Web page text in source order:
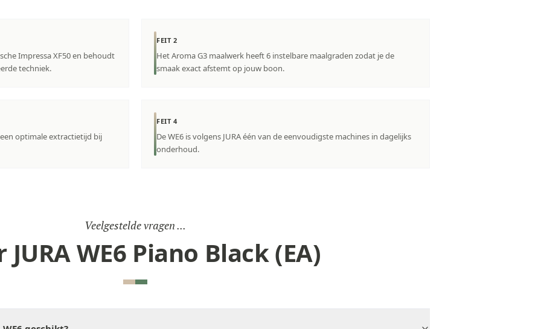
Impressa XF50 en behoudt
techniek.
FEIT 2
Het Aroma G3 maalwerk heeft 6 instelbare maalgraden zodat je de
smaak exact afstemt op jouw boon.
optimale extractietijd bij
FEIT 4
De WE6 is volgens JURA één van de eenvoudigste machines in dagelijks
onderhoud.
Veelgestelde vragen ...
JURA WE6 Piano Black (EA)